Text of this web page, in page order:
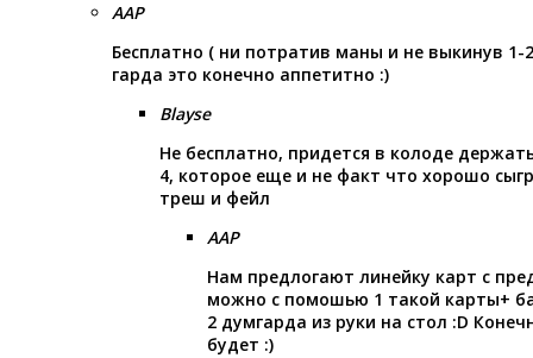
AAP
Бесплатно ( ни потратив маны и не выкинув 1-
гарда это конечно аппетитно :)
Blayse
Не бесплатно, придется в колоде
4, которое еще и не факт что хорошо
треш и фейл
AAP
Нам предлогают линейку карт с
можно с помошью 1 такой карты+
2 думгарда из руки на стол :D
будет :)